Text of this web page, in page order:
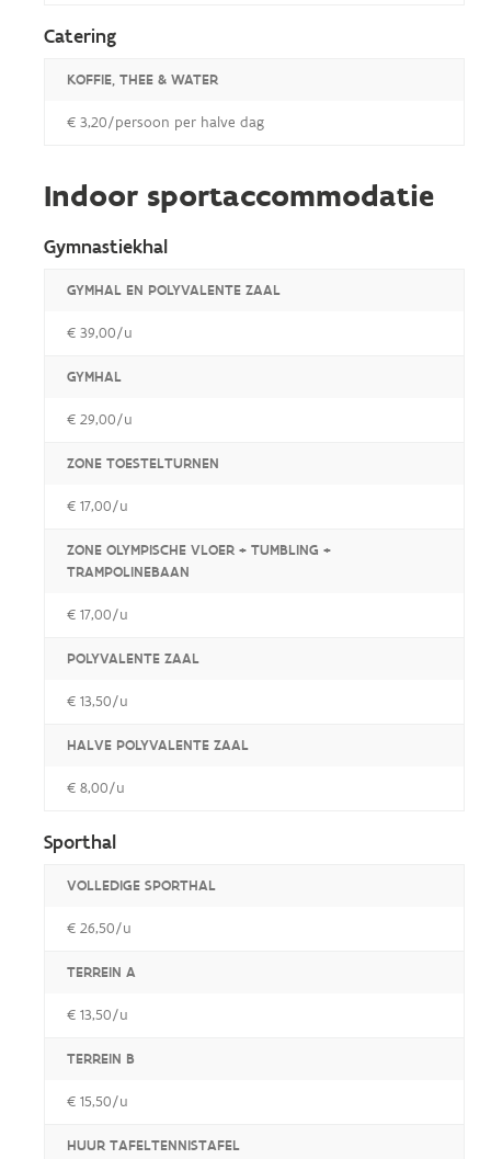
Catering
KOFFIE, THEE & WATER
€ 3,20/persoon per halve dag
Indoor sportaccommodatie
Gymnastiekhal
GYMHAL EN POLYVALENTE ZAAL
€ 39,00/u
GYMHAL
€ 29,00/u
ZONE TOESTELTURNEN
€ 17,00/u
ZONE OLYMPISCHE VLOER + TUMBLING +
TRAMPOLINEBAAN
€ 17,00/u
POLYVALENTE ZAAL
€ 13,50/u
HALVE POLYVALENTE ZAAL
€ 8,00/u
Sporthal
VOLLEDIGE SPORTHAL
€ 26,50/u
TERREIN A
€ 13,50/u
TERREIN B
€ 15,50/u
HUUR TAFELTENNISTAFEL